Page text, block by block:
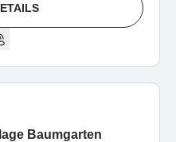
Baumgarten